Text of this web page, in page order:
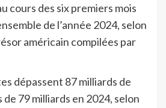
cours des six premiers mois
de l’année 2024, selon
américain compilées par
dépassent 87 milliards de
79 milliards en 2024, selon